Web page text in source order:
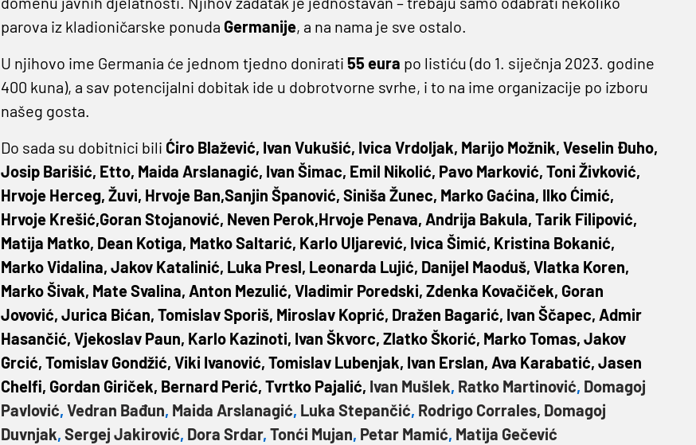
parova iz kladioničarske ponuda Germanije, a na nama je sve ostalo.
U njihovo ime Germania će jednom tjedno donirati 55 eura po listiću (do 1. siječnja 2023. godine
400 kuna), a sav potencijalni dobitak ide u dobrotvorne svrhe, i to na ime organizacije po izboru
našeg gosta.
Do sada su dobitnici bili Ćiro Blažević, Ivan Vukušić, Ivica Vrdoljak, Marijo Možnik, Veselin Đuho,
Josip Barišić, Etto, Maida Arslanagić, Ivan Šimac, Emil Nikolić, Pavo Marković, Toni Živković,
Hrvoje Herceg, Žuvi, Hrvoje Ban,Sanjin Španović, Siniša Žunec, Marko Gaćina, Ilko Ćimić,
Hrvoje Krešić,Goran Stojanović, Neven Perok,Hrvoje Penava, Andrija Bakula, Tarik Filipović,
Matija Matko, Dean Kotiga, Matko Saltarić, Karlo Uljarević, Ivica Šimić, Kristina Bokanić,
Marko Vidalina, Jakov Katalinić, Luka Presl, Leonarda Lujić, Danijel Maoduš, Vlatka Koren,
Marko Šivak, Mate Svalina, Anton Mezulić, Vladimir Poredski, Zdenka Kovačiček, Goran
Jovović, Jurica Bićan, Tomislav Sporiš, Miroslav Koprić, Dražen Bagarić, Ivan Ščapec, Admir
Hasančić, Vjekoslav Paun, Karlo Kazinoti, Ivan Škvorc, Zlatko Škorić, Marko Tomas, Jakov
Grcić, Tomislav Gondžić, Viki Ivanović, Tomislav Lubenjak, Ivan Erslan, Ava Karabatić, Jasen
Chelfi, Gordan Giriček, Bernard Perić, Tvrtko Pajalić, Ivan Mušlek, Ratko Martinović, Domagoj
Pavlović, Vedran Bađun, Maida Arslanagić, Luka Stepančić, Rodrigo Corrales, Domagoj
Duvnjak, Sergej Jakirović, Dora Srdar, Tonći Mujan, Petar Mamić, Matija Gečević